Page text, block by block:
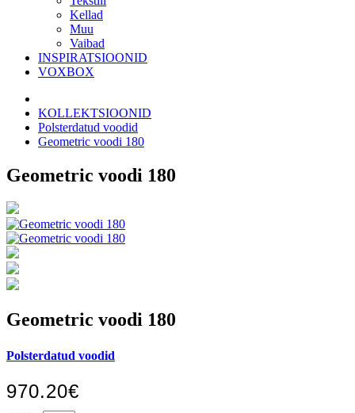
Kellad
Muu
Vaibad
INSPIRATSIOONID
VOXBOX
KOLLEKTSIOONID
Polsterdatud voodid
Geometric voodi 180
Geometric voodi 180
Geometric voodi 180
Polsterdatud voodid
970.20€